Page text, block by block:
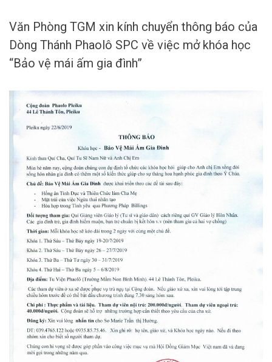
Văn Phòng TGM xin kính chuyển thông báo của
Dòng Thánh Phaolô SPC về việc mở khóa học
“Bảo vệ mái ấm gia đình”